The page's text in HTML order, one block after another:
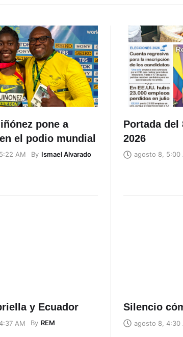
pone a
el podio mundial
AM By Ismael Alvarado
Portada del
2026
agosto 8, 5:00
y Ecuador
AM By REM
Silencio
agosto 8, 4:30